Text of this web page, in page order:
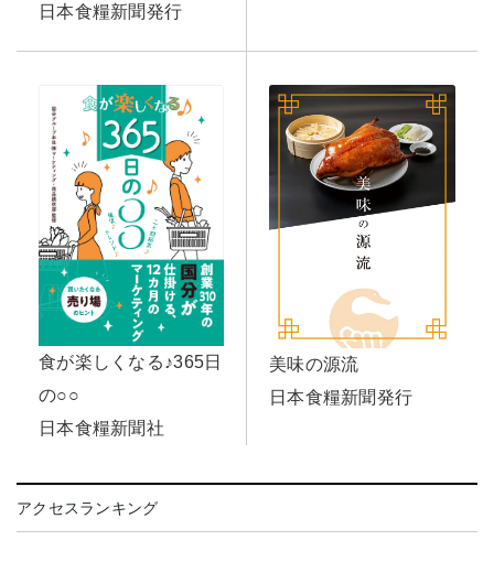
日本食糧新聞発行
食が楽しくなる♪365日
の○○
日本食糧新聞社
美味の源流
日本食糧新聞発行
アクセスランキング